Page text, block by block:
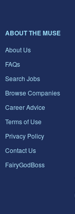
ABOUT THE MUSE
About Us
FAQs
Search Jobs
Browse Companies
Career Advice
Terms of Use
Privacy Policy
Contact Us
FairyGodBoss